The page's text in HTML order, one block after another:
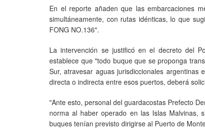
En el reporte añaden que las embarcaciones
simultáneamente, con rutas idénticas, lo que
FONG NO.136".
La intervención se justificó en el decreto del
establece que "todo buque que se proponga
Sur, atravesar aguas jurisdiccionales
directa o indirecta entre esos puertos, deberá
"Ante esto, personal del guardacostas Prefecto
norma al haber operado en las Islas Malvinas,
buques tenían previsto dirigirse al Puerto de